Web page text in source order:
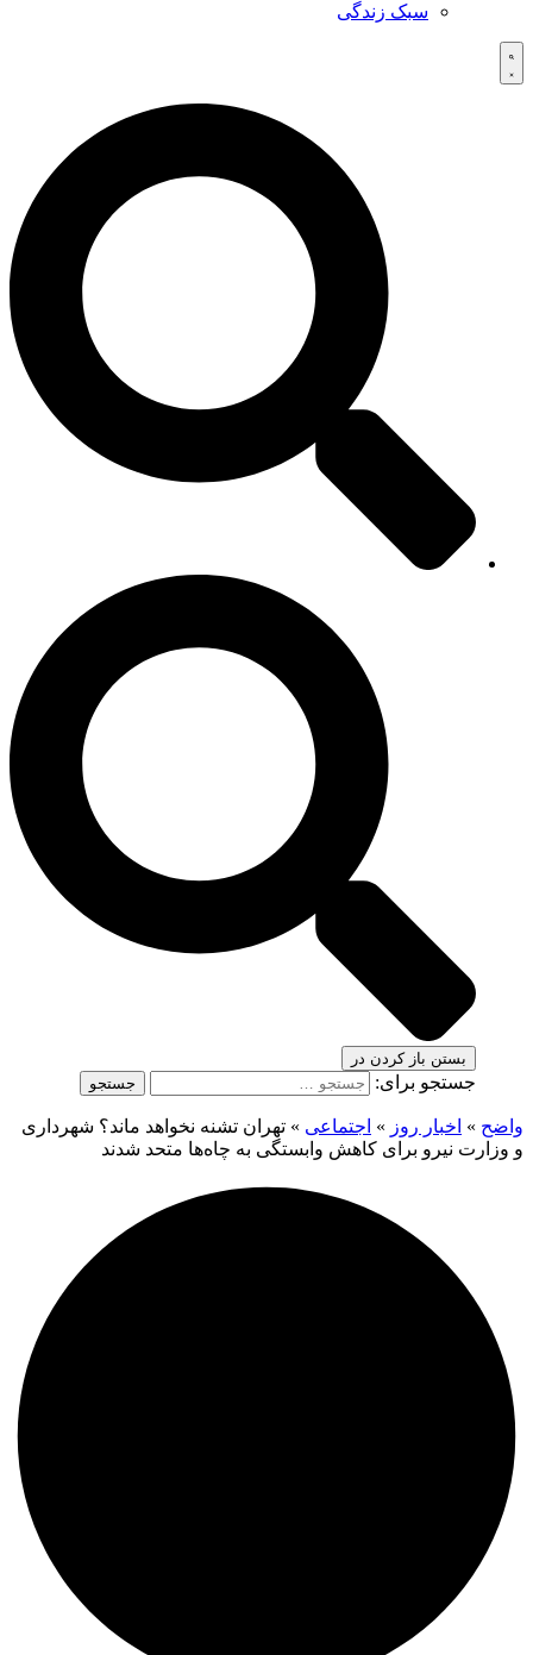
سبک زندگی
بستن باز کردن در
جستجو برای:
واضح » اخبار روز » اجتماعی » تهران تشنه نخواهد ماند؟ شهرداری
و وزارت نیرو برای کاهش وابستگی به چاه‌ها متحد شدند